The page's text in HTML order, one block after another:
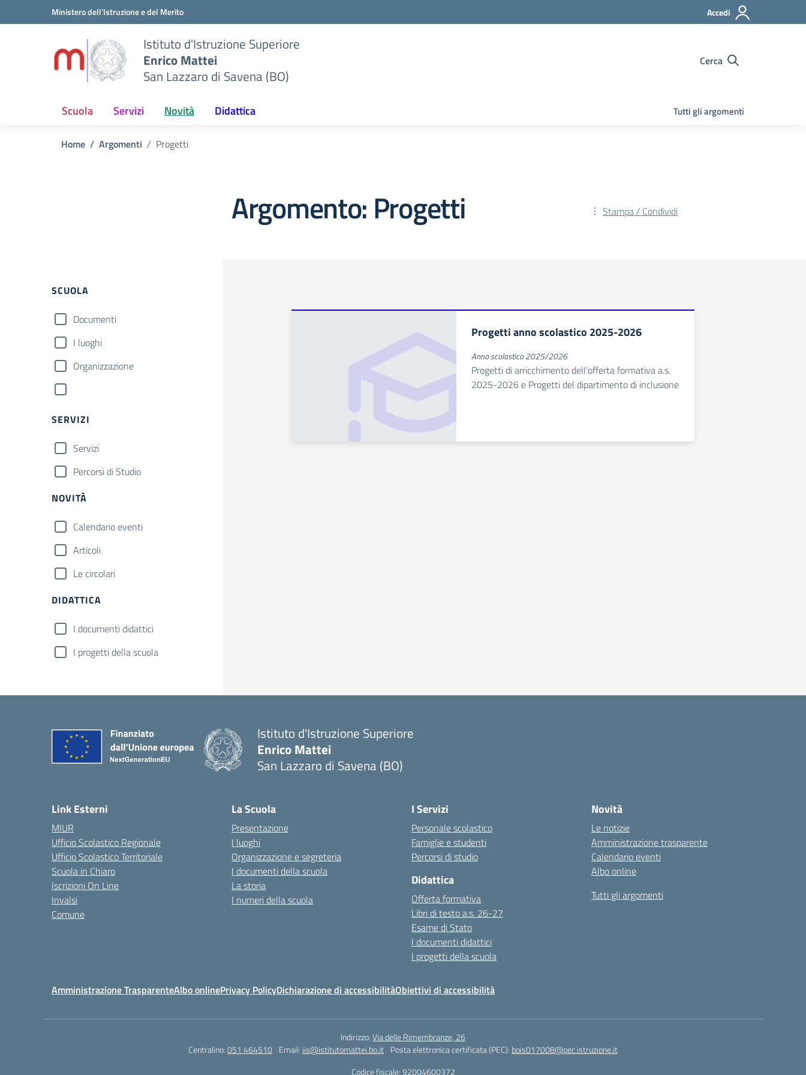
Vai ai contenuti
Vai al menu di navigazioneMinistero dell'Istruzione e del Merito Accedi
Istituto d'Istruzione Superiore
Enrico Mattei
San Lazzaro di Savena (BO)
Cerca
Scuola Servizi Novità Didattica Tutti gli argomenti
Home Argomenti Progetti
Argomento: Progetti Stampa / Condividi
SCUOLA
Documenti
I luoghi
Organizzazione
SERVIZI
Servizi
Percorsi di Studio
NOVITÀ
Calendario eventi
Articoli
Le circolari
DIDATTICA
I documenti didattici
I progetti della scuola
Progetti anno scolastico 2025-2026
Anno scolastico 2025/2026
Progetti di arricchimento dell'offerta formativa a.s.
2025-2026 e Progetti del dipartimento di inclusione
Istituto d'Istruzione Superiore
Enrico Mattei
San Lazzaro di Savena (BO)
Link Esterni
MIUR
Ufficio Scolastico Regionale
Ufficio Scolastico Territoriale
Scuola in Chiaro
Iscrizioni On Line
Invalsi
Comune
La Scuola
Presentazione
I luoghi
Organizzazione e segreteria
I documenti della scuola
La storia
I numeri della scuola
I Servizi
Personale scolastico
Famiglie e studenti
Percorsi di studio
Didattica
Offerta formativa
Libri di testo a.s. 26-27
Esame di Stato
I documenti didattici
I progetti della scuola
Novità
Le notizie
Amministrazione trasparente
Calendario eventi
Albo online
Tutti gli argomenti
Amministrazione TrasparenteAlbo onlinePrivacy PolicyDichiarazione di accessibilitàObiettivi di accessibilità
Indirizzo:Via delle Rimembranze, 26
Centralino:051 464510 Email: iis@istitutomattei.bo.it Posta elettronica certificata (PEC): bois017008@pec.istruzione.it
Codice fiscale: 92004600372